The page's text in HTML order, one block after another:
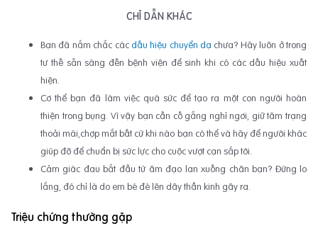
CHỈ DẪN KHÁC
Bạn đã nắm chắc các dấu hiệu chuyển dạ chưa? Hãy luôn ở trong
tư thế sẵn sàng đến bệnh viện để sinh khi có các dấu hiệu xuất
hiện.
Cơ thể bạn đã làm việc quá sức để tạo ra một con người hoàn
thiện trong bụng. Vì vậy bạn cần cố gắng nghỉ ngơi, giữ tâm trạng
thoải mái,chợp mắt bất cứ khi nào bạn có thể và hãy để người khác
giúp đỡ để chuẩn bị sức lực cho cuộc vượt cạn sắp tới.
Cảm giác đau bắt đầu từ âm đạo lan xuống chân bạn? Đừng lo
lắng, đó chỉ là do em bé đè lên dây thần kinh gây ra.
Triệu chứng thường gặp